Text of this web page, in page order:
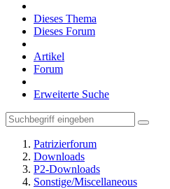
Dieses Thema
Dieses Forum
Artikel
Forum
Erweiterte Suche
Patrizierforum
Downloads
P2-Downloads
Sonstige/Miscellaneous